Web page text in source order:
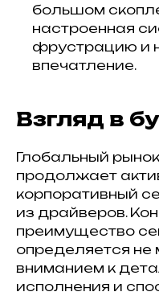
большом
настроенная
фрустрацию и
впечатление.
Взгляд в
Глобальный
продолжает
корпоративный
из драйверов.
преимущество
определяется
вниманием к
исполнения и